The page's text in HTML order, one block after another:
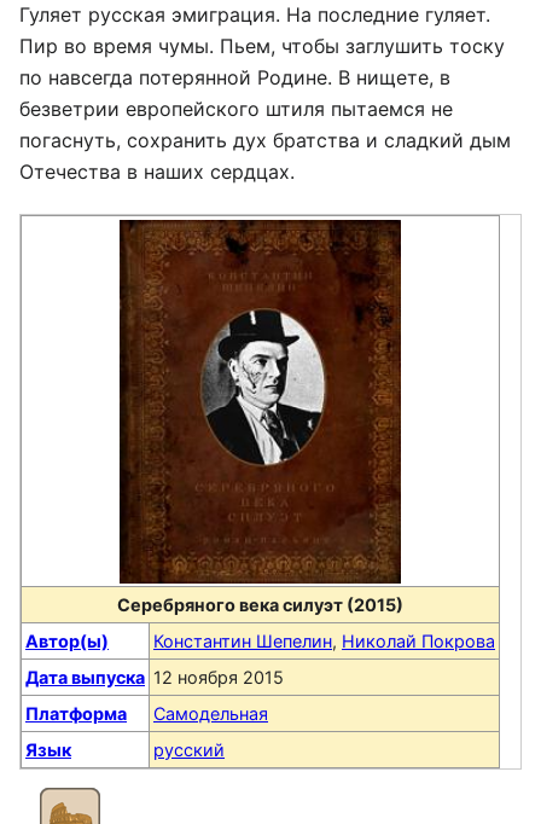
Гуляет русская эмиграция. На последние гуляет.
Пир во время чумы. Пьем, чтобы заглушить тоску
по навсегда потерянной Родине. В нищете, в
безветрии европейского штиля пытаемся не
погаснуть, сохранить дух братства и сладкий дым
Отечества в наших сердцах.
Серебряного века силуэт (2015)
Автор(ы)
Константин Шепелин, Николай Покрова
Дата выпуска 12 ноября 2015
Платформа
Самодельная
Язык
русский